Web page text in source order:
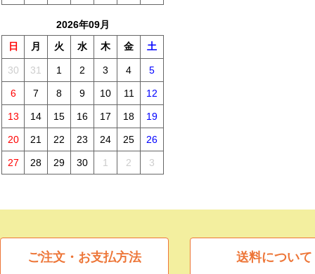
2026年09月
日
月 火 水 木 金 土
30 31 1 2 3 4 5
6 7 8 9 10 11 12
13 14 15 16 17 18 19
20 21 22 23 24 25 26
27 28 29 30 1 2 3
ご注文・お支払方法 送料について